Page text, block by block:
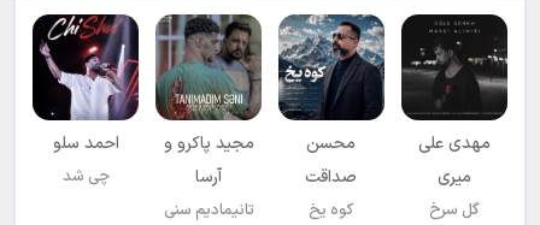
مهدی علی
میری
گل سرخ
محسن
صداقت
کوه یخ
مجید پاکرو و
آرسا
تانیمادیم سنی
احمد سلو
چی شد